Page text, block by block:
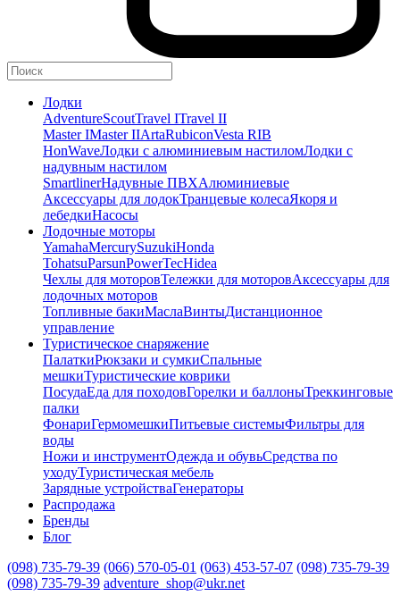
Лодки
AdventureScoutTravel ITravel II
Master IMaster IIArtaRubiconVesta RIB
HonWaveЛодки с алюминиевым настиломЛодки с
надувным настилом
SmartlinerНадувные ПВХАлюминиевые
Аксессуары для лодокТранцевые колесаЯкоря и
лебедкиНасосы
Лодочные моторы
YamahaMercurySuzukiHonda
TohatsuParsunPowerTecHidea
Чехлы для моторовТележки для моторовАксессуары для
лодочных моторов
Топливные бакиМаслаВинтыДистанционное
управление
Туристическое снаряжение
ПалаткиРюкзаки и сумкиСпальные
мешкиТуристические коврики
ПосудаЕда для походовГорелки и баллоныТреккинговые
палки
ФонариГермомешкиПитьевые системыФильтры для
воды
Ножи и инструментОдежда и обувьСредства по
уходуТуристическая мебель
Зарядные устройстваГенераторы
Распродажа
Бренды
Блог
(098) 735-79-39 (066) 570-05-01 (063) 453-57-07 (098) 735-79-39
(098) 735-79-39 adventure_shop@ukr.net